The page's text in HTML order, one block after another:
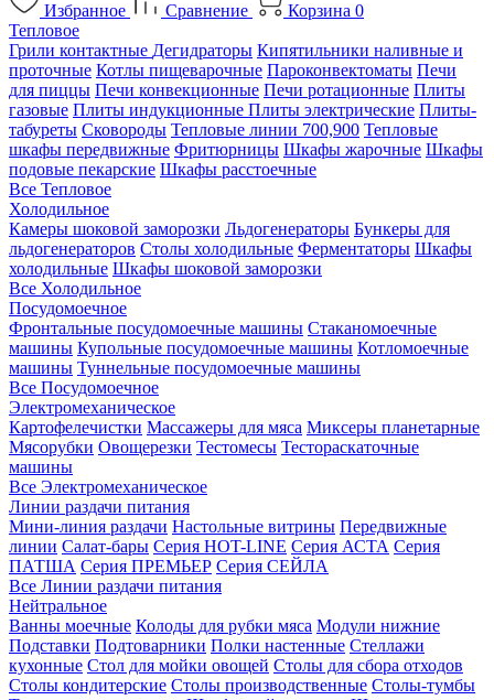
Избранное Сравнение Корзина 0
Тепловое
Грили контактные Дегидраторы Кипятильники наливные и
проточные Котлы пищеварочные Пароконвектоматы Печи
для пиццы Печи конвекционные Печи ротационные Плиты
газовые Плиты индукционные Плиты электрические Плиты-
табуреты Сковороды Тепловые линии 700,900 Тепловые
шкафы передвижные Фритюрницы Шкафы жарочные Шкафы
подовые пекарские Шкафы расстоечные
Все Тепловое
Холодильное
Камеры шоковой заморозки Льдогенераторы Бункеры для
льдогенераторов Столы холодильные Ферментаторы Шкафы
холодильные Шкафы шоковой заморозки
Все Холодильное
Посудомоечное
Фронтальные посудомоечные машины Стаканомоечные
машины Купольные посудомоечные машины Котломоечные
машины Туннельные посудомоечные машины
Все Посудомоечное
Электромеханическое
Картофелечистки Массажеры для мяса Миксеры планетарные
Мясорубки Овощерезки Тестомесы Тестораскаточные
машины
Все Электромеханическое
Линии раздачи питания
Мини-линия раздачи Настольные витрины Передвижные
линии Салат-бары Серия HOT-LINE Серия АСТА Серия
ПАТША Серия ПРЕМЬЕР Серия СЕЙЛА
Все Линии раздачи питания
Нейтральное
Ванны моечные Колоды для рубки мяса Модули нижние
Подставки Подтоварники Полки настенные Стеллажи
кухонные Стол для мойки овощей Столы для сбора отходов
Столы кондитерские Столы производственные Столы-тумбы